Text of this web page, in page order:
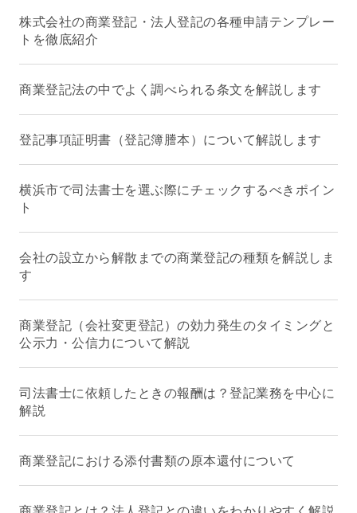
株式会社の商業登記・法人登記の各種申請テンプレー
トを徹底紹介
商業登記法の中でよく調べられる条文を解説します
登記事項証明書（登記簿謄本）について解説します
横浜市で司法書士を選ぶ際にチェックするべきポイン
ト
会社の設立から解散までの商業登記の種類を解説しま
す
商業登記（会社変更登記）の効力発生のタイミングと
公示力・公信力について解説
司法書士に依頼したときの報酬は？登記業務を中心に
解説
商業登記における添付書類の原本還付について
商業登記とは？法人登記との違いをわかりやすく解説